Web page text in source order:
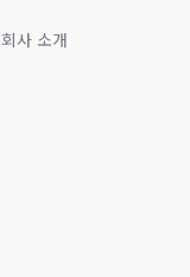
회사 소개